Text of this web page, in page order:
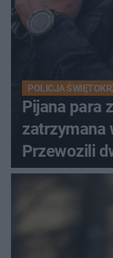
POLICJA
Pijana para
zatrzymana
Przewozili